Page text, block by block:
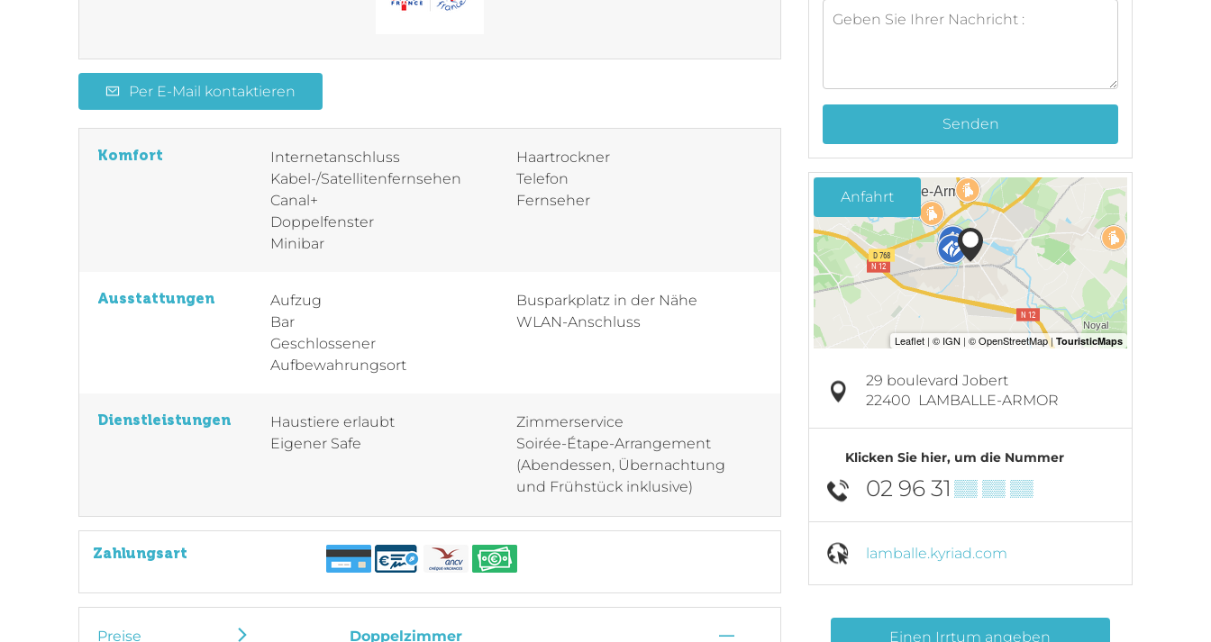
Per E-Mail kontaktieren
Komfort
Internetanschluss
Kabel-/Satellitenfernsehen
Canal+
Doppelfenster
Minibar
Haartrockner
Telefon
Fernseher
Ausstattungen
Aufzug
Bar
Geschlossener
Aufbewahrungsort
Busparkplatz in der Nähe
WLAN-Anschluss
Dienstleistungen
Haustiere erlaubt
Eigener Safe
Zimmerservice
Soirée-Étape-Arrangement
(Abendessen, Übernachtung
und Frühstück inklusive)
Zahlungsart
Preise Doppelzimmer —
Senden
Anfahrt
29 boulevard Jobert
22400 LAMBALLE-ARMOR
Klicken Sie hier, um die Nummer
02 96 31 ▒▒ ▒▒ ▒▒
lamballe.kyriad.com
Einen Irrtum angeben